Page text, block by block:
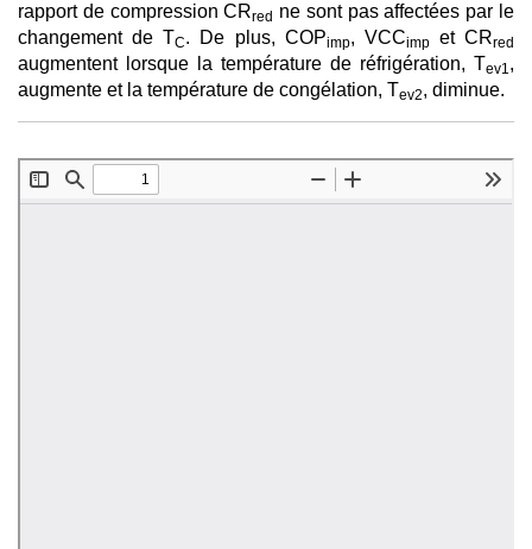
rapport de compression CRred ne sont pas affectées par le
changement de TC. De plus, COPimp, VCCimp et CRred
augmentent lorsque la température de réfrigération, Tev1,
augmente et la température de congélation, Tev2, diminue.